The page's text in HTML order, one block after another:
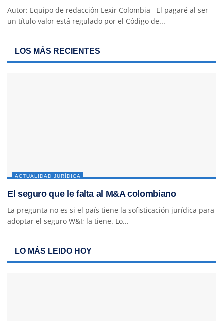
Autor: Equipo de redacción Lexir Colombia El pagaré al ser
un título valor está regulado por el Código de...
LOS MÁS RECIENTES
ACTUALIDAD JURÍDICA
El seguro que le falta al M&A colombiano
La pregunta no es si el país tiene la sofisticación jurídica para
adoptar el seguro W&I; la tiene. Lo...
LO MÁS LEIDO HOY